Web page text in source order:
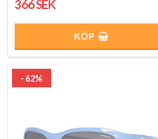
366 SEK
KÖP
- 62%